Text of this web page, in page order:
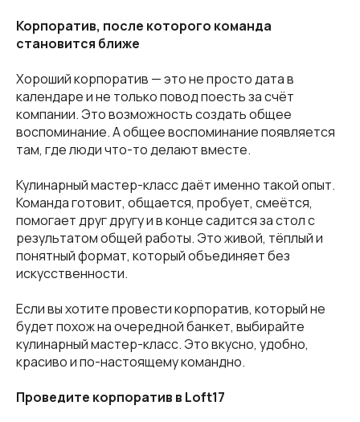
Корпоратив, после которого команда
становится ближе
Хороший корпоратив — это не просто дата в
календаре и не только повод поесть за счёт
компании. Это возможность создать общее
воспоминание. А общее воспоминание появляется
там, где люди что-то делают вместе.
Кулинарный мастер-класс даёт именно такой опыт.
Команда готовит, общается, пробует, смеётся,
помогает друг другу и в конце садится за стол с
результатом общей работы. Это живой, тёплый и
понятный формат, который объединяет без
искусственности.
Если вы хотите провести корпоратив, который не
будет похож на очередной банкет, выбирайте
кулинарный мастер-класс. Это вкусно, удобно,
красиво и по-настоящему командно.
Проведите корпоратив в Loft17